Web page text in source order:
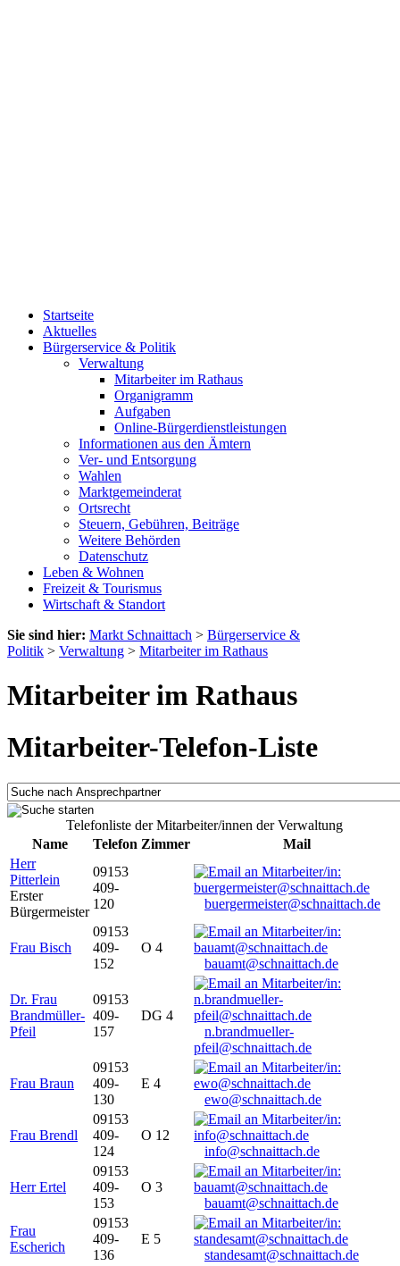
Startseite
Aktuelles
Bürgerservice & Politik
Verwaltung
Mitarbeiter im Rathaus
Organigramm
Aufgaben
Online-Bürgerdienstleistungen
Informationen aus den Ämtern
Ver- und Entsorgung
Wahlen
Marktgemeinderat
Ortsrecht
Steuern, Gebühren, Beiträge
Weitere Behörden
Datenschutz
Leben & Wohnen
Freizeit & Tourismus
Wirtschaft & Standort
Sie sind hier: Markt Schnaittach > Bürgerservice &
Politik > Verwaltung > Mitarbeiter im Rathaus
Mitarbeiter im Rathaus
Mitarbeiter-Telefon-Liste
Telefonliste der Mitarbeiter/innen der Verwaltung
Name
Telefon Zimmer
Mail
Herr
Pitterlein
Erster
Bürgermeister
09153
409-
120
buergermeister@schnaittach.de
Frau Bisch
09153
409-
152
O 4
bauamt@schnaittach.de
Dr. Frau
Brandmüller-
Pfeil
09153
409-
157
DG 4
n.brandmueller-
pfeil@schnaittach.de
Frau Braun
09153
409-
130
E 4
ewo@schnaittach.de
Frau Brendl
09153
409-
124
O 12
info@schnaittach.de
Herr Ertel
09153
409-
153
O 3
bauamt@schnaittach.de
Frau
Escherich
09153
409-
136
E 5
standesamt@schnaittach.de